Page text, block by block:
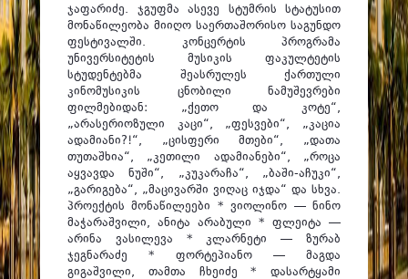
ჯაფარიძე. ჯგუფმა ასევე სტუმრის სტატუსით
მონაწილეობა მიიღო საერთაშორისო საგუნდო
ფესტივალში. კონცერტის პროგრამა
უნივერსიტეტის მუსიკის ფაკულტეტის
სტუდენტებმა შეასრულეს ქართული
კინომუსიკის ცნობილი ნამუშევრები
ფილმებიდან: „ქეთო და კოტე“,
„არასერიოზული კაცი“, „ფესვები“, „კაცია
ადამიანი?!“, „ცისფერი მთები“, „დათა
თუთაშხია“, „კეთილი ადამიანები“, „როცა
აყვავდა ნუში“, „კუკარაჩა“, „ბაში-აჩუკი“,
„გარიგება“, „მაცივარში ვიღაც იჯდა“ და სხვა.
პროექტის მონაწილეები * ვიოლინო — ნინო
მაჭარაშვილი, ანიტა არაბული * ფლეიტა —
არინა ვასილევა * კლარნეტი — ზურაბ
ჯეგნარაძე * ფორტეპიანო — მაგდა
გიგაშვილი, თამთა ჩხეიძე * დასარტყამი